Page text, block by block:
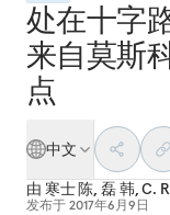
处在十字
来自莫斯
点
中文
由 寒士 陈, 磊 韩,C.
发布于 2017年6月9日